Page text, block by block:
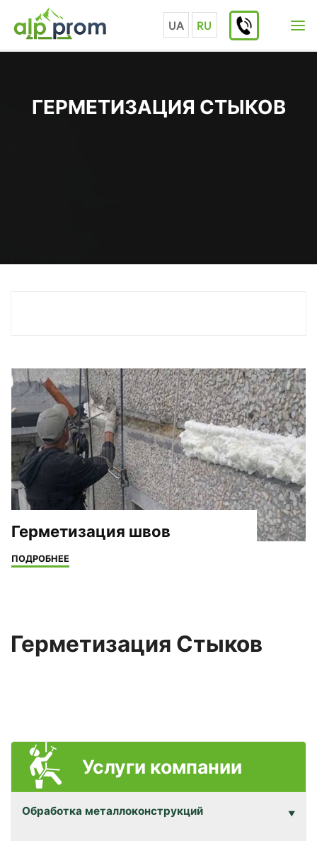
содержимому
UA RU
ГЕРМЕТИЗАЦИЯ СТЫКОВ
Герметизация швов
ПОДРОБНЕЕ
Герметизация Стыков
Услуги компании
Обработка металлоконструкций